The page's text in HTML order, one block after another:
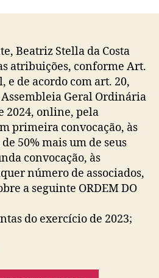
Beatriz Stella da Costa
atribuições, conforme Art.
e de acordo com art. 20,
Geral Ordinária
2024, online, pela
primeira convocação, às
50% mais um de seus
convocação, às
número de associados,
a seguinte ORDEM DO
do exercício de 2023;